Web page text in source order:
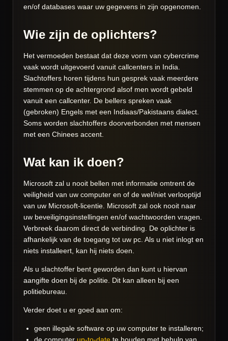
en/of databases waar uw gegevens in zijn opgenomen.
Wie zijn de oplichters?
Het vermoeden bestaat dat deze vorm van cybercrime
vaak wordt uitgevoerd vanuit callcenters in India.
Slachtoffers horen tijdens hun gesprek vaak meerdere
stemmen op de achtergrond alsof men wordt gebeld
vanuit een callcenter. De bellers spreken vaak
(gebroken) Engels met een Indiaas/Pakistaans dialect.
Soms worden slachtoffers doorverbonden met mensen
met een Chinees accent.
Wat kan ik doen?
Microsoft zal u nooit bellen met informatie omtrent de
veiligheid van uw computer en of de wel/niet verlooptijd
van uw Microsoft-licentie. Microsoft zal ook nooit naar
uw beveiligingsinstellingen en/of wachtwoorden vragen.
Verbreek daarom direct de verbinding. De oplichter is
afhankelijk van de toegang tot uw pc. Als u niet inlogt en
niets installeert, kan hij niets doen.
Als u slachtoffer bent geworden dan kunt u hiervan
aangifte doen bij de politie. Dit kan alleen bij een
politiebureau.
Verder doet u er goed aan om:
geen illegale software op uw computer te installeren;